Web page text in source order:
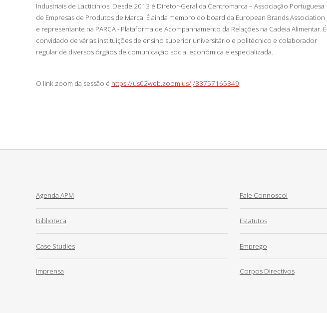
Industriais de Lacticínios. Desde 2013 é Diretor-Geral da Centromarca – Associação Portuguesa
de Empresas de Produtos de Marca. É ainda membro do board da European Brands Association
e representante na PARCA - Plataforma de Acompanhamento da Relações na Cadeia Alimentar. É
convidado de várias instituições de ensino superior universitário e politécnico e colaborador
regular de diversos órgãos de comunicação social económica e especializada.
O link zoom da sessão é https://us02web.zoom.us/j/83757165349.
Agenda APM
Biblioteca
Case Studies
Imprensa
Fale Connosco!
Estatutos
Emprego
Corpos Directivos